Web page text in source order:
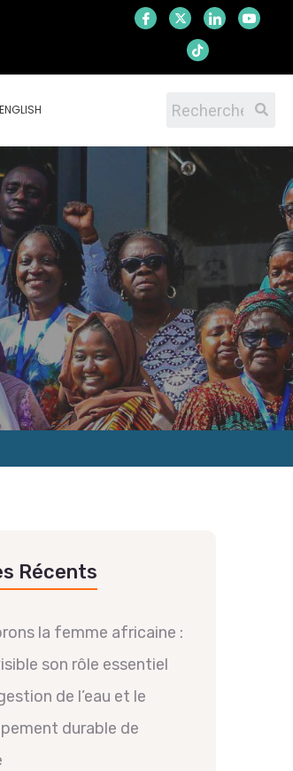
ENGLISH
Récents
la femme africaine :
son rôle essentiel
de l’eau et le
durable de